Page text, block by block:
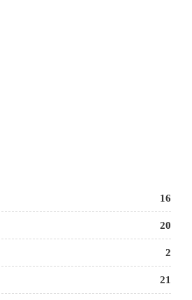
16
20
2
21